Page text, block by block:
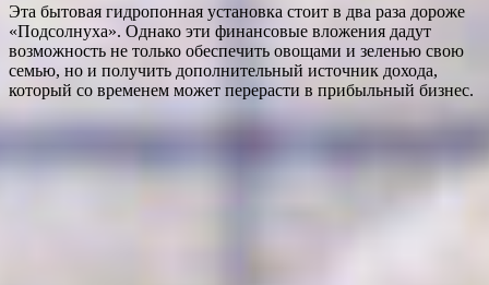
Эта бытовая гидропонная установка стоит в два раза дороже
«Подсолнуха». Однако эти финансовые вложения дадут
возможность не только обеспечить овощами и зеленью свою
семью, но и получить дополнительный источник дохода,
который со временем может перерасти в прибыльный бизнес.